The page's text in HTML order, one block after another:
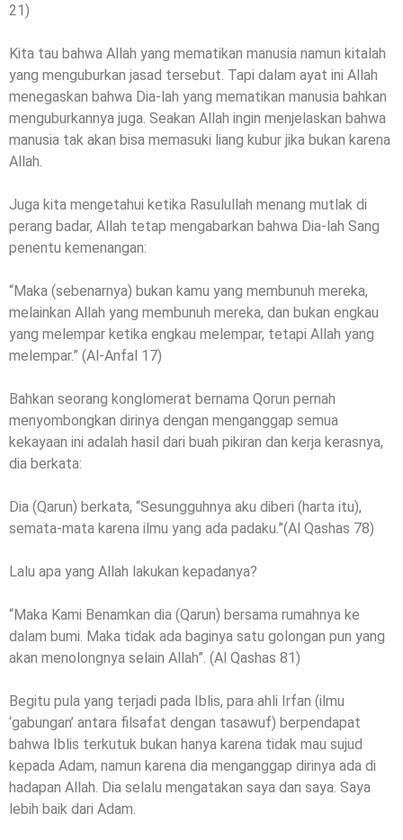
21)
Kita tau bahwa Allah yang mematikan manusia namun kitalah
yang menguburkan jasad tersebut. Tapi dalam ayat ini Allah
menegaskan bahwa Dia-lah yang mematikan manusia bahkan
menguburkannya juga. Seakan Allah ingin menjelaskan bahwa
manusia tak akan bisa memasuki liang kubur jika bukan karena
Allah.
Juga kita mengetahui ketika Rasulullah menang mutlak di
perang badar, Allah tetap mengabarkan bahwa Dia-lah Sang
penentu kemenangan:
“Maka (sebenarnya) bukan kamu yang membunuh mereka,
melainkan Allah yang membunuh mereka, dan bukan engkau
yang melempar ketika engkau melempar, tetapi Allah yang
melempar.” (Al-Anfal 17)
Bahkan seorang konglomerat bernama Qorun pernah
menyombongkan dirinya dengan menganggap semua
kekayaan ini adalah hasil dari buah pikiran dan kerja kerasnya,
dia berkata:
Dia (Qarun) berkata, “Sesungguhnya aku diberi (harta itu),
semata-mata karena ilmu yang ada padaku.”(Al Qashas 78)
Lalu apa yang Allah lakukan kepadanya?
“Maka Kami Benamkan dia (Qarun) bersama rumahnya ke
dalam bumi. Maka tidak ada baginya satu golongan pun yang
akan menolongnya selain Allah”. (Al Qashas 81)
Begitu pula yang terjadi pada Iblis, para ahli Irfan (ilmu
‘gabungan’ antara filsafat dengan tasawuf) berpendapat
bahwa Iblis terkutuk bukan hanya karena tidak mau sujud
kepada Adam, namun karena dia menganggap dirinya ada di
hadapan Allah. Dia selalu mengatakan saya dan saya. Saya
lebih baik dari Adam.